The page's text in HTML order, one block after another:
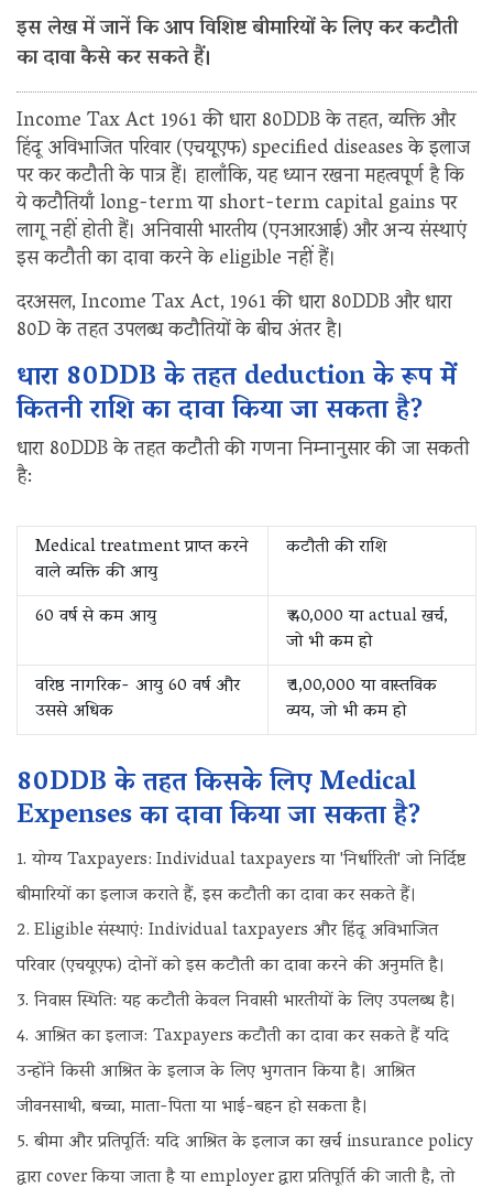
इस लेख में जानें कि आप विशिष्ट बीमारियों के लिए कर कटौती
का दावा कैसे कर सकते हैं।
Income Tax Act 1961 की धारा 80DDB के तहत, व्यक्ति और
हिंदू अविभाजित परिवार (एचयूएफ) specified diseases के इलाज
पर कर कटौती के पात्र हैं। हालाँकि, यह ध्यान रखना महत्वपूर्ण है कि
ये कटौतियाँ long-term या short-term capital gains पर
लागू नहीं होती हैं। अनिवासी भारतीय (एनआरआई) और अन्य संस्थाएं
इस कटौती का दावा करने के eligible नहीं हैं।
दरअसल, Income Tax Act, 1961 की धारा 80DDB और धारा
80D के तहत उपलब्ध कटौतियों के बीच अंतर है।
धारा 80DDB के तहत deduction के रूप में
कितनी राशि का दावा किया जा सकता है?
धारा 80DDB के तहत कटौती की गणना निम्नानुसार की जा सकती
है:
Medical treatment प्राप्त करने
वाले व्यक्ति की आयु
कटौती की राशि
60 वर्ष से कम आयु ₹ 40,000 या actual खर्च,
जो भी कम हो
वरिष्ठ नागरिक- आयु 60 वर्ष और
उससे अधिक
₹ 1,00,000 या वास्तविक
व्यय, जो भी कम हो
80DDB के तहत किसके लिए Medical
Expenses का दावा किया जा सकता है?
योग्य Taxpayers: Individual taxpayers या 'निर्धारिती' जो निर्दिष्ट
बीमारियों का इलाज कराते हैं, इस कटौती का दावा कर सकते हैं।
Eligible संस्थाएं: Individual taxpayers और हिंदू अविभाजित
परिवार (एचयूएफ) दोनों को इस कटौती का दावा करने की अनुमति है।
निवास स्थिति: यह कटौती केवल निवासी भारतीयों के लिए उपलब्ध है।
आश्रित का इलाज: Taxpayers कटौती का दावा कर सकते हैं यदि
उन्होंने किसी आश्रित के इलाज के लिए भुगतान किया है। आश्रित
जीवनसाथी, बच्चा, माता-पिता या भाई-बहन हो सकता है।
बीमा और प्रतिपूर्ति: यदि आश्रित के इलाज का खर्च insurance policy
द्वारा cover किया जाता है या employer द्वारा प्रतिपूर्ति की जाती है, तो